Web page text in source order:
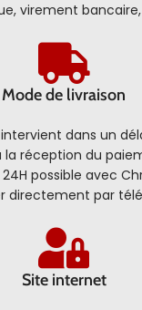
virement
Mode de livraison
intervient dans un
la réception du
24H possible avec
directement par
Site internet